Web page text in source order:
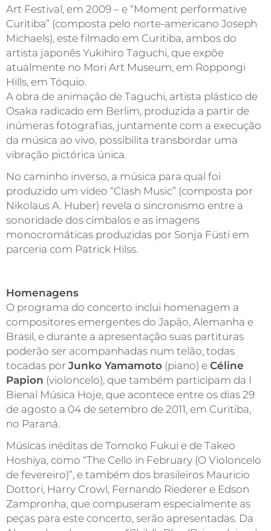
Art Festival, em 2009 – e “Moment performative
Curitiba” (composta pelo norte-americano Joseph
Michaels), este filmado em Curitiba, ambos do
artista japonês Yukihiro Taguchi, que expõe
atualmente no Mori Art Museum, em Roppongi
Hills, em Tóquio.
A obra de animação de Taguchi, artista plástico de
Osaka radicado em Berlim, produzida a partir de
inúmeras fotografias, juntamente com a execução
da música ao vivo, possibilita transbordar uma
vibração pictórica única.
No caminho inverso, a música para qual foi
produzido um vídeo “Clash Music” (composta por
Nikolaus A. Huber) revela o sincronismo entre a
sonoridade dos címbalos e as imagens
monocromáticas produzidas por Sonja Füsti em
parceria com Patrick Hilss.
Homenagens
O programa do concerto inclui homenagem a
compositores emergentes do Japão, Alemanha e
Brasil, e durante a apresentação suas partituras
poderão ser acompanhadas num telão, todas
tocadas por Junko Yamamoto (piano) e Céline
Papion (violoncelo), que também participam da I
Bienal Música Hoje, que acontece entre os dias 29
de agosto a 04 de setembro de 2011, em Curitiba,
no Paraná.
Músicas inéditas de Tomoko Fukui e de Takeo
Hoshiya, como “The Cello in February (O Violoncelo
de fevereiro)”, e também dos brasileiros Mauricio
Dottori, Harry Crowl, Fernando Riederer e Edson
Zampronha, que compuseram especialmente as
peças para este concerto, serão apresentadas. Da